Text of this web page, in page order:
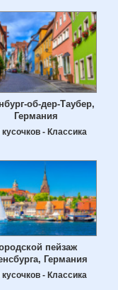
об-дер-Таубер,
Германия
кусочков - Классика
пейзаж
Германия
кусочков - Классика